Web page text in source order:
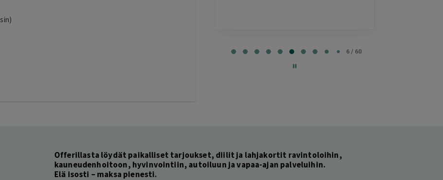
6 / 60
Offerillasta löydät paikalliset tarjoukset, diilit ja lahjakortit ravintoloihin,
kauneudenhoitoon, hyvinvointiin, autoiluun ja vapaa-ajan palveluihin.
Elä isosti – maksa pienesti.